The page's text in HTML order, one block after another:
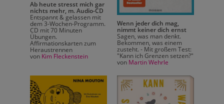
Ab heute stresst mich gar
nichts mehr, m. Audio-CD
Entspannt & gelassen mit
dem 3-Wochen-Programm.
CD mit 70 Minuten
Übungen.
Affirmationskarten zum
Heraustrennen
von Kim Fleckenstein
Wenn jeder dich mag,
nimmt keiner dich ernst
Sagen, was man denkt.
Bekommen, was einem
zusteht. - Mit großem Test:
"Kann ich Grenzen setzen?"
von Martin Wehrle